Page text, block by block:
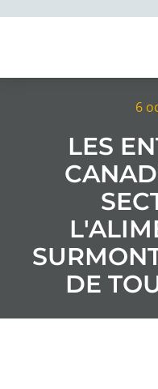
6
LES
DE